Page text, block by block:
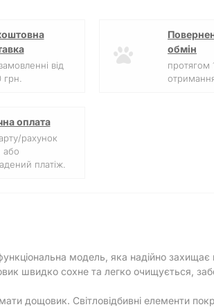
від
обмін
протягом
оплата
рахунок
платіж.
модель, яка надійно захищає
швидко сохне та легко очищується,
дощовик. Світловідбивні елементи